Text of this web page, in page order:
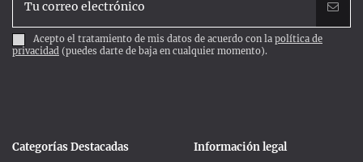
Acepto el tratamiento de mis datos de acuerdo con la política de
privacidad (puedes darte de baja en cualquier momento).
Categorías Destacadas Información legal